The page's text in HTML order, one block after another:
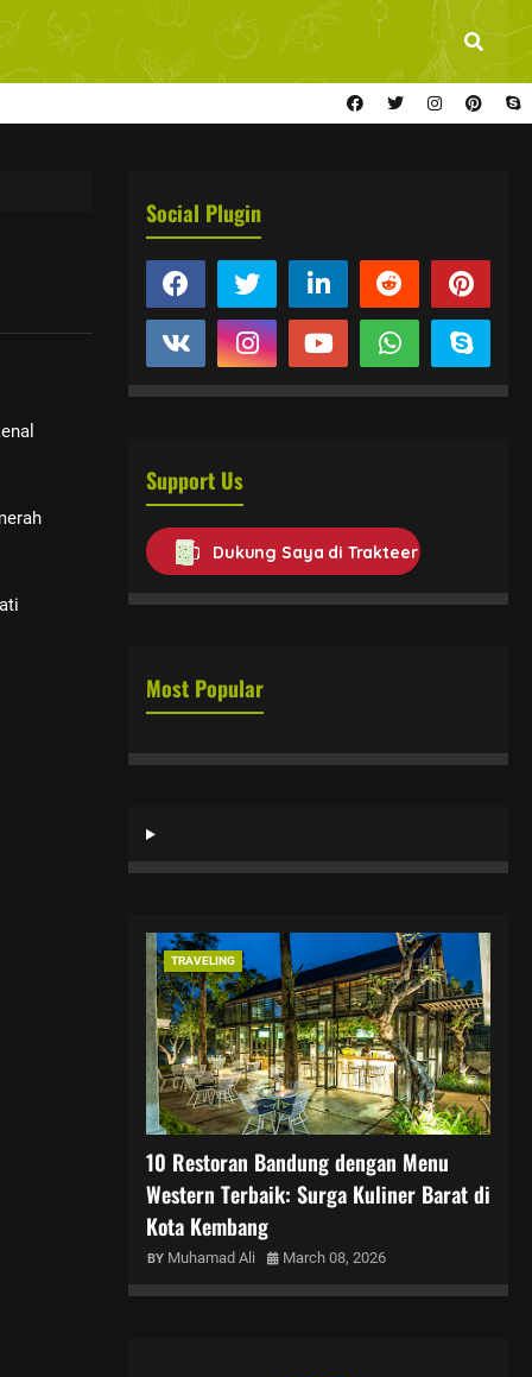
Social Plugin
Support Us
Dukung Saya di Trakteer
Most Popular
TRAVELING
10 Restoran Bandung dengan Menu
Western Terbaik: Surga Kuliner Barat di
Kota Kembang
Muhamad Ali March 08, 2026